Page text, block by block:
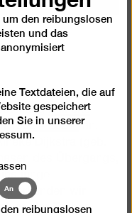
„Rineke
1992 – 2024“an.
Dijkstra (geb.
junge
erkunden wir
der Tauben
den reibungslosen
und das
Textdateien, die auf
gespeichert
Sie in unserer
.
An
reibungslosen